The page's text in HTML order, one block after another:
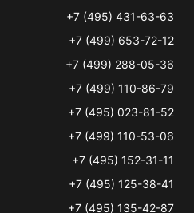
+7 (495) 431-63-63
+7 (499) 653-72-12
+7 (499) 288-05-36
+7 (499) 110-86-79
+7 (495) 023-81-52
+7 (499) 110-53-06
+7 (495) 152-31-11
+7 (495) 125-38-41
+7 (495) 135-42-87